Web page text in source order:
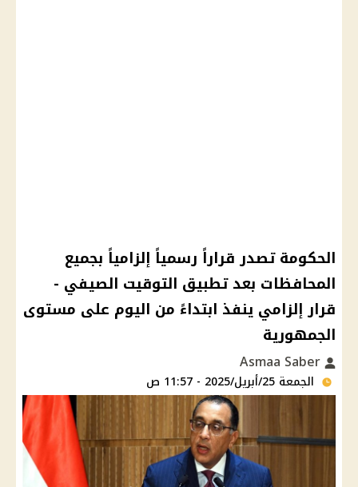
الحكومة تصدر قراراً رسمياً إلزامياً بجميع
المحافظات بعد تطبيق التوقيت الصيفي -
قرار إلزامي ينفذ ابتداءً من اليوم على مستوى
الجمهورية
الجمعة 25/أبريل/2025 - 11:57 ص